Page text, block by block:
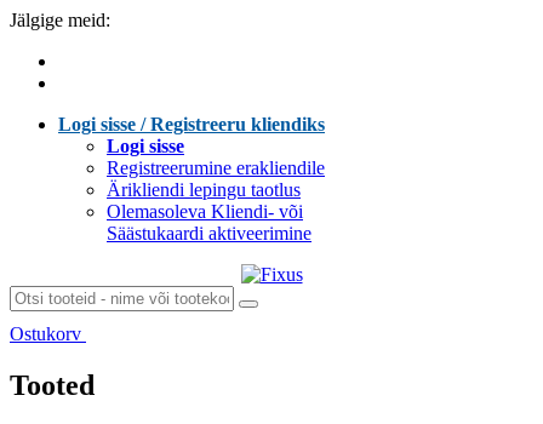
Jälgige meid:
Logi sisse / Registreeru kliendiks
Logi sisse
Registreerumine erakliendile
Ärikliendi lepingu taotlus
Olemasoleva Kliendi- või
Säästukaardi aktiveerimine
Ostukorv
Tooted